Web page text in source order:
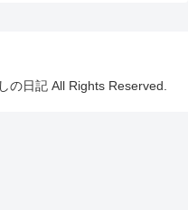
の日記 All Rights Reserved.